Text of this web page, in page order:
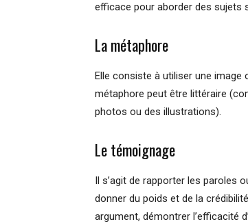
efficace pour aborder des sujets
La métaphore
Elle consiste à utiliser une
métaphore peut être littéraire
photos ou des illustrations).
Le témoignage
Il s’agit de rapporter les paroles
donner du poids et de la
argument, démontrer l’efficacité